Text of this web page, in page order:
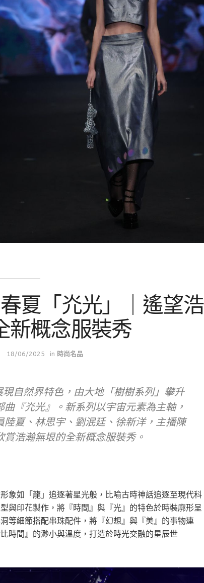
夏「灮光」｜遙望浩
新概念服裝秀
18/06/2025 in 時尚名品
現自然界特色，由大地「樹樹系列」攀升
『灮光』。新系列以宇宙元素為主軸，
陸夏、林思宇、劉泯廷、徐新洋，主播陳
浩瀚無垠的全新概念服裝秀。
象如「龍」追逐著星光般，比喻古時神話追逐至現代科
與印花製作，將『時間』與『光』的特色於時裝廓形呈
等細節搭配串珠配件，將『幻想』與『美』的事物連
時間』的渺小與溫度，打造於時光交融的星辰世